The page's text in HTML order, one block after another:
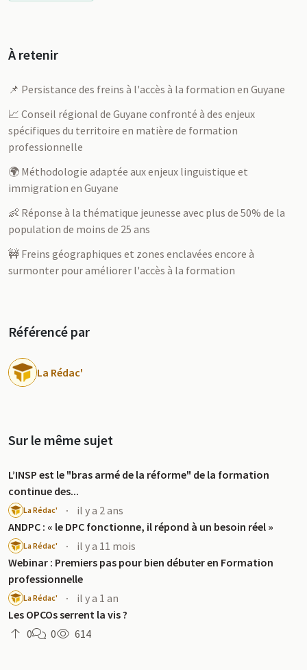
À retenir
📌 Persistance des freins à l'accès à la formation en Guyane
📈 Conseil régional de Guyane confronté à des enjeux
spécifiques du territoire en matière de formation
professionnelle
🌍 Méthodologie adaptée aux enjeux linguistique et
immigration en Guyane
👶 Réponse à la thématique jeunesse avec plus de 50% de la
population de moins de 25 ans
🚧 Freins géographiques et zones enclavées encore à
surmonter pour améliorer l'accès à la formation
Référencé par
La Rédac'
Sur le même sujet
L’INSP est le "bras armé de la réforme" de la formation
continue des...
La Rédac' ·
il y a 2 ans
ANDPC : « le DPC fonctionne, il répond à un besoin réel »
La Rédac' ·
il y a 11 mois
Webinar : Premiers pas pour bien débuter en Formation
professionnelle
La Rédac' ·
il y a 1 an
Les OPCOs serrent la vis ?
0
0 614